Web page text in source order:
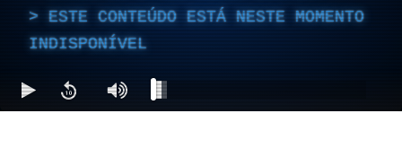
ESTE CONTEÚDO ESTÁ NESTE MOMENTO
INDISPONÍVEL